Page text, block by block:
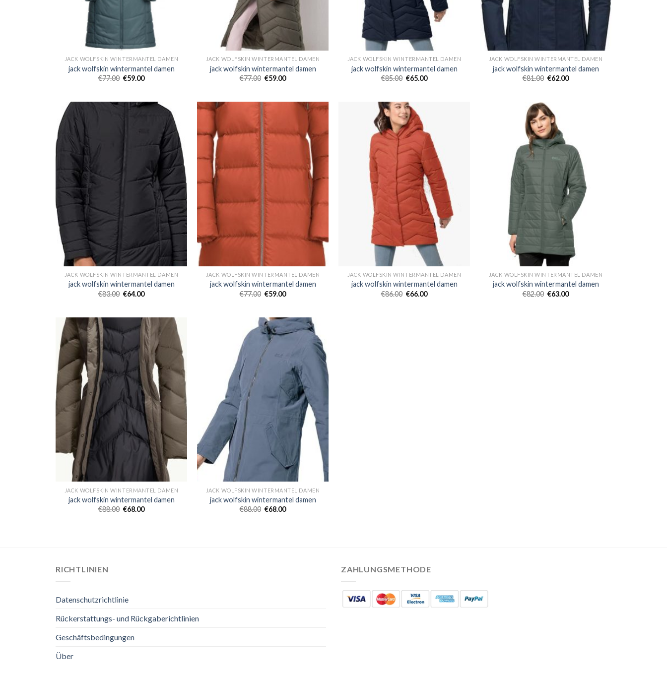
JACK WOLFSKIN WINTERMANTEL DAMEN
jack wolfskin wintermantel damen
€77.00 €59.00
JACK WOLFSKIN WINTERMANTEL DAMEN
jack wolfskin wintermantel damen
€77.00 €59.00
JACK WOLFSKIN WINTERMANTEL DAMEN
jack wolfskin wintermantel damen
€85.00 €65.00
JACK WOLFSKIN WINTERMANTEL DAMEN
jack wolfskin wintermantel damen
€81.00 €62.00
JACK WOLFSKIN WINTERMANTEL DAMEN
jack wolfskin wintermantel damen
€83.00 €64.00
JACK WOLFSKIN WINTERMANTEL DAMEN
jack wolfskin wintermantel damen
€77.00 €59.00
JACK WOLFSKIN WINTERMANTEL DAMEN
jack wolfskin wintermantel damen
€86.00 €66.00
JACK WOLFSKIN WINTERMANTEL DAMEN
jack wolfskin wintermantel damen
€82.00 €63.00
JACK WOLFSKIN WINTERMANTEL DAMEN
jack wolfskin wintermantel damen
€88.00 €68.00
JACK WOLFSKIN WINTERMANTEL DAMEN
jack wolfskin wintermantel damen
€88.00 €68.00
RICHTLINIEN
Datenschutzrichtlinie
Rückerstattungs- und Rückgaberichtlinien
Geschäftsbedingungen
Über
ZAHLUNGSMETHODE